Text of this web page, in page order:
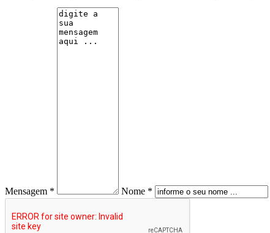
Mensagem * Nome *